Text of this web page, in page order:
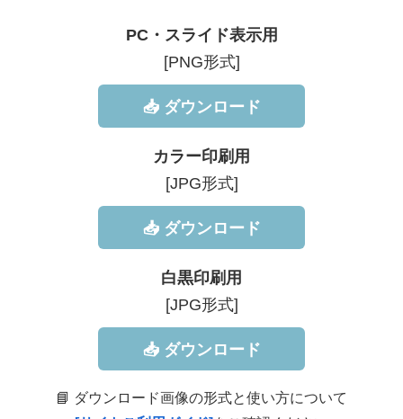
PC・スライド表示用
[PNG形式]
📥 ダウンロード
カラー印刷用
[JPG形式]
📥 ダウンロード
白黒印刷用
[JPG形式]
📥 ダウンロード
📘 ダウンロード画像の形式と使い方について